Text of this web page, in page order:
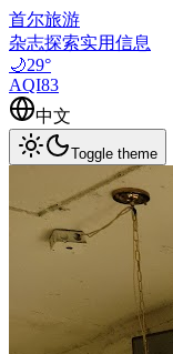
首尔旅游
杂志探索实用信息
🌙29°
AQI83
中文
Toggle theme